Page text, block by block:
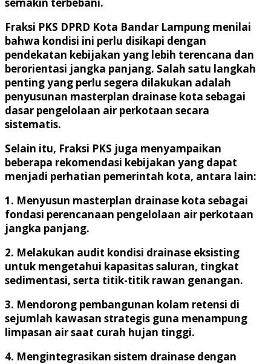
Fraksi PKS DPRD Kota Bandar Lampung menilai
bahwa kondisi ini perlu disikapi dengan
pendekatan kebijakan yang lebih terencana dan
berorientasi jangka panjang. Salah satu langkah
penting yang perlu segera dilakukan adalah
penyusunan masterplan drainase kota sebagai
dasar pengelolaan air perkotaan secara
sistematis.
Selain itu, Fraksi PKS juga menyampaikan
beberapa rekomendasi kebijakan yang dapat
menjadi perhatian pemerintah kota, antara lain:
1. Menyusun masterplan drainase kota sebagai
fondasi perencanaan pengelolaan air perkotaan
jangka panjang.
2. Melakukan audit kondisi drainase eksisting
untuk mengetahui kapasitas saluran, tingkat
sedimentasi, serta titik-titik rawan genangan.
3. Mendorong pembangunan kolam retensi di
sejumlah kawasan strategis guna menampung
limpasan air saat curah hujan tinggi.
4. Mengintegrasikan sistem drainase dengan